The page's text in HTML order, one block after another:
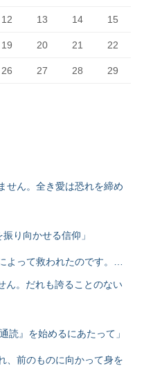
12 13 14 15
19 20 21 22
26 27 28 29
せん。全き愛は恐れを締め
り向かせる信仰」
よって救われたのです。…
ん。だれも誇ることのない
読』を始めるにあたって」
、前のものに向かって身を